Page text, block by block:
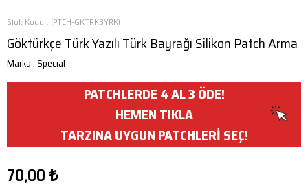
Stok Kodu (PTCH-GKTRKBYRK)
Göktürkçe Türk Yazılı Türk Bayrağı Silikon Patch Arma
Marka:Special
PATCHLERDE 4 AL 3 ÖDE!
HEMEN TIKLA
TARZINA UYGUN PATCHLERİ SEÇ!
70,00 ₺